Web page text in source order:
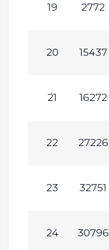
19 2772
20 15437
21 16272
22 27226
23 32751
24 30796